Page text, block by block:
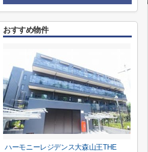
おすすめ物件
ハーモニーレジデンス大森山王THE